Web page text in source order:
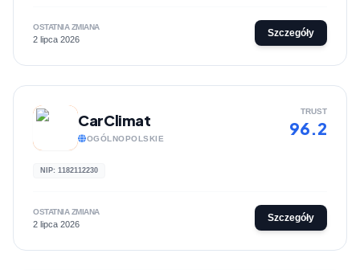
OSTATNIA ZMIANA
2 lipca 2026
Szczegóły
CarClimat
OGÓLNOPOLSKIE
TRUST
96.2
NIP: 1182112230
OSTATNIA ZMIANA
2 lipca 2026
Szczegóły